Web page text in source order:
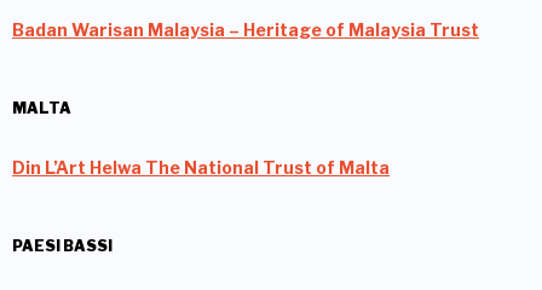
Badan Warisan Malaysia – Heritage of Malaysia Trust
MALTA
Din L’Art Helwa The National Trust of Malta
PAESI BASSI